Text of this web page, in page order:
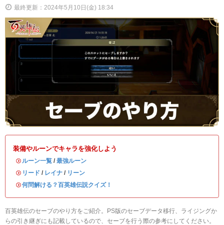
最終更新：2024年5月10日(金) 18:34
装備やルーンでキャラを強化しよう
・ ルーン一覧 / 最強ルーン
・ リード / レイナ / リーン
・何問解ける？百英雄伝説クイズ！
百英雄伝のセーブのやり方をご紹介。PS版のセーブデータ移行、ライジングか
らの引き継ぎにも記載しているので、セーブを行う際の参考にしてください。